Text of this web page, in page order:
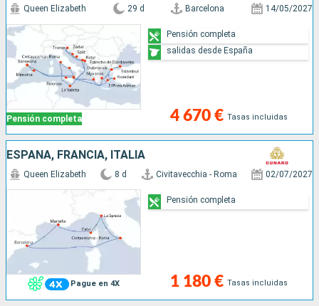
Pensión completa
Queen Elizabeth 29 d Barcelona 14/05/2027
4 670 € Tasas incluidas
Pensión completa
salidas desde España
ESPAÑA, FRANCIA, ITALIA
Pague en 4X
Queen Elizabeth 8 d Civitavecchia - Roma 02/07/2027
1 180 € Tasas incluidas
Pensión completa